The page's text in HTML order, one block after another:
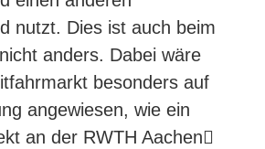
nutzt. Dies ist auch beim
anders. Dabei wäre
besonders auf
angewiesen, wie ein
an der RWTH Aachen